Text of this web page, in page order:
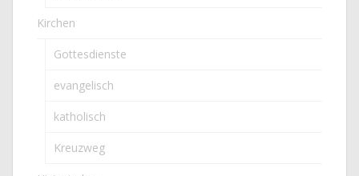
Kirchen
Gottesdienste
evangelisch
katholisch
Kreuzweg